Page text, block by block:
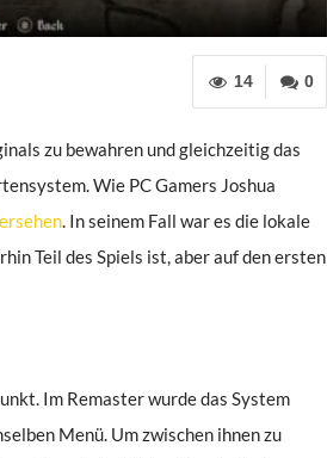
0
14
zu bewahren und gleichzeitig das
Wie PC Gamers Joshua
. In seinem Fall war es die lokale
Teil des Spiels ist, aber auf den ersten
Im Remaster wurde das System
Menü. Um zwischen ihnen zu